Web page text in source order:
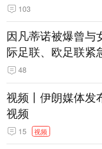
103
因凡蒂诺被爆曾与
际足联、欧足联紧
48
视频丨伊朗媒体发
视频
15 视频